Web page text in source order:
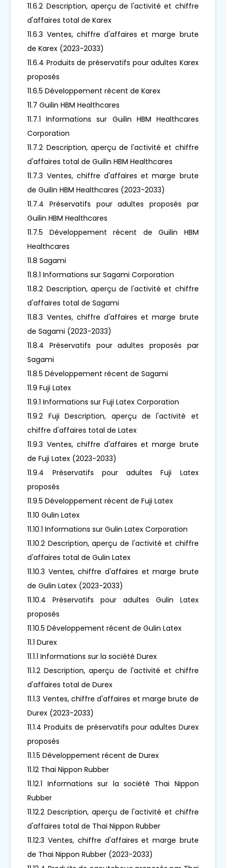
11.6.2 Description, aperçu de l'activité et chiffre
d'affaires total de Karex
11.6.3 Ventes, chiffre d'affaires et marge brute
de Karex (2023-2033)
11.6.4 Produits de préservatifs pour adultes Karex
proposés
11.6.5 Développement récent de Karex
11.7 Guilin HBM Healthcares
11.7.1 Informations sur Guilin HBM Healthcares
Corporation
11.7.2 Description, aperçu de l'activité et chiffre
d'affaires total de Guilin HBM Healthcares
11.7.3 Ventes, chiffre d'affaires et marge brute
de Guilin HBM Healthcares (2023-2033)
11.7.4 Préservatifs pour adultes proposés par
Guilin HBM Healthcares
11.7.5 Développement récent de Guilin HBM
Healthcares
11.8 Sagami
11.8.1 Informations sur Sagami Corporation
11.8.2 Description, aperçu de l'activité et chiffre
d'affaires total de Sagami
11.8.3 Ventes, chiffre d'affaires et marge brute
de Sagami (2023-2033)
11.8.4 Préservatifs pour adultes proposés par
Sagami
11.8.5 Développement récent de Sagami
11.9 Fuji Latex
11.9.1 Informations sur Fuji Latex Corporation
11.9.2 Fuji Description, aperçu de l'activité et
chiffre d'affaires total de Latex
11.9.3 Ventes, chiffre d'affaires et marge brute
de Fuji Latex (2023-2033)
11.9.4 Préservatifs pour adultes Fuji Latex
proposés
11.9.5 Développement récent de Fuji Latex
11.10 Gulin Latex
11.10.1 Informations sur Gulin Latex Corporation
11.10.2 Description, aperçu de l'activité et chiffre
d'affaires total de Gulin Latex
11.10.3 Ventes, chiffre d'affaires et marge brute
de Gulin Latex (2023-2033)
11.10.4 Préservatifs pour adultes Gulin Latex
proposés
11.10.5 Développement récent de Gulin Latex
11.1 Durex
11.1.1 Informations sur la société Durex
11.1.2 Description, aperçu de l'activité et chiffre
d'affaires total de Durex
11.1.3 Ventes, chiffre d'affaires et marge brute de
Durex (2023-2033)
11.1.4 Produits de préservatifs pour adultes Durex
proposés
11.1.5 Développement récent de Durex
11.12 Thai Nippon Rubber
11.12.1 Informations sur la société Thai Nippon
Rubber
11.12.2 Description, aperçu de l'activité et chiffre
d'affaires total de Thai Nippon Rubber
11.12.3 Ventes, chiffre d'affaires et marge brute
de Thai Nippon Rubber (2023-2033)